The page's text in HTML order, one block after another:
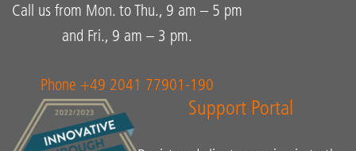
Call us from Mon. to Thu., 9 am – 5 pm
and Fri., 9 am – 3 pm.
Phone +49 2041 77901-190
Support Portal